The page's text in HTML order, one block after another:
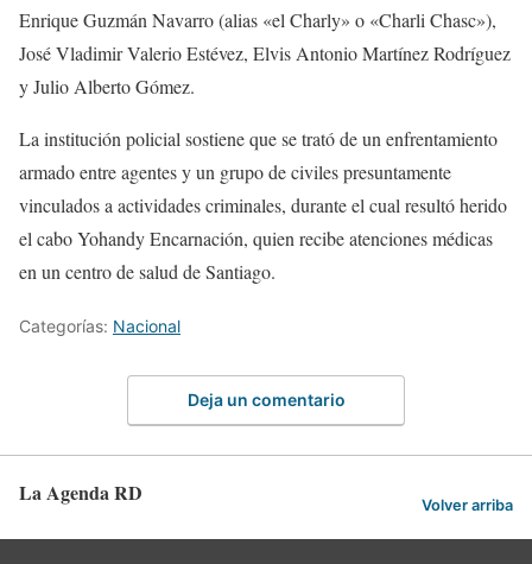
Enrique Guzmán Navarro (alias «el Charly» o «Charli Chasc»),
José Vladimir Valerio Estévez, Elvis Antonio Martínez Rodríguez
y Julio Alberto Gómez.
La institución policial sostiene que se trató de un enfrentamiento
armado entre agentes y un grupo de civiles presuntamente
vinculados a actividades criminales, durante el cual resultó herido
el cabo Yohandy Encarnación, quien recibe atenciones médicas
en un centro de salud de Santiago.
Categorías: Nacional
Deja un comentario
La Agenda RD Volver arriba